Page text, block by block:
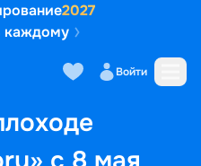
2027
каждому
Войти
Маршрут и